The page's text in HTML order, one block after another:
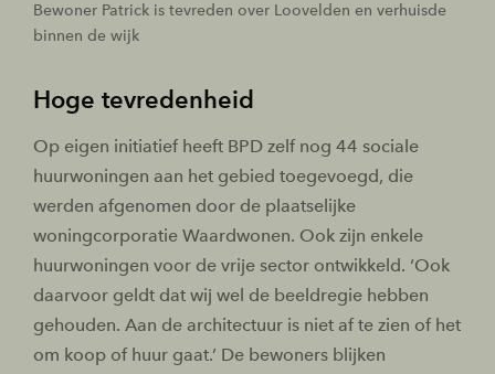
Bewoner Patrick is tevreden over Loovelden en verhuisde
binnen de wijk
Hoge tevredenheid
Op eigen initiatief heeft BPD zelf nog 44 sociale
huurwoningen aan het gebied toegevoegd, die
werden afgenomen door de plaatselijke
woningcorporatie Waardwonen. Ook zijn enkele
huurwoningen voor de vrije sector ontwikkeld. ‘Ook
daarvoor geldt dat wij wel de beeldregie hebben
gehouden. Aan de architectuur is niet af te zien of het
om koop of huur gaat.’ De bewoners blijken